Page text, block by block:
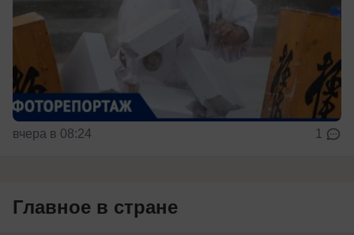
вчера в 08:24 1
Главное в стране